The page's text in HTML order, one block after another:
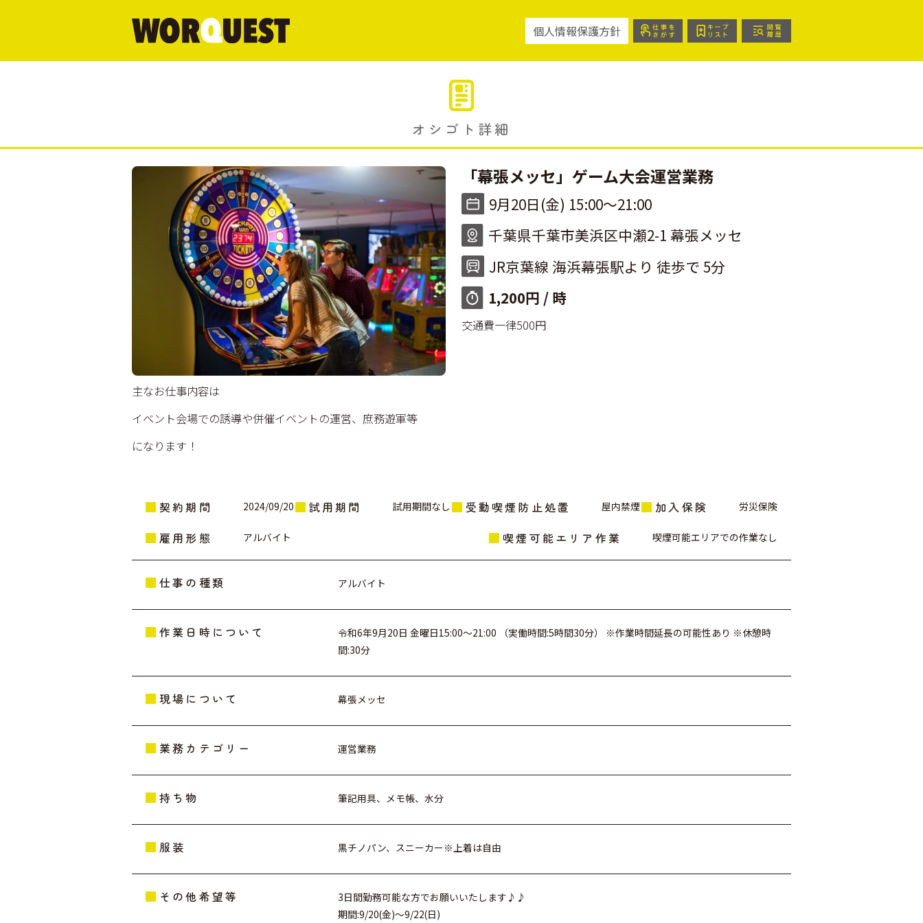
個人情報保護方針
オシゴト詳細
「幕張メッセ」ゲーム大会運営業務
9月20日(金) 15:00〜21:00
千葉県千葉市美浜区中瀬2-1 幕張メッセ
JR京葉線 海浜幕張駅より 徒歩で 5分
1,200円 / 時
交通費一律500円
主なお仕事内容は
イベント会場での誘導や併催イベントの運営、庶務遊軍等
になります！
契約期間 2024/09/20 試用期間 試用期間なし 受動喫煙防止処置 屋内禁煙 加入保険 労災保険
雇用形態 アルバイト 喫煙可能エリア作業 喫煙可能エリアでの作業なし
仕事の種類 アルバイト
作業日時について
令和6年9月20日 金曜日15:00～21:00 （実働時間:5時間30分） ※作業時間延長の可能性あり ※休憩時
間:30分
現場について 幕張メッセ
業務カテゴリー 運営業務
持ち物 筆記用具、メモ帳、水分
服装 黒チノパン、スニーカー※上着は自由
その他希望等
3日間勤務可能な方でお願いいたします♪♪
期間:9/20(金)～9/22(日)